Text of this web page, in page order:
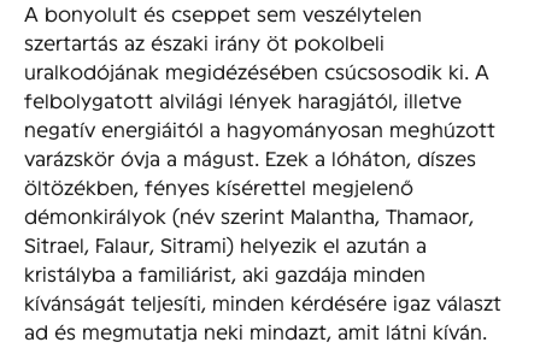
A bonyolult és cseppet sem veszélytelen
szertartás az északi irány öt pokolbeli
uralkodójának megidézésében csúcsosodik ki. A
felbolygatott alvilági lények haragjától, illetve
negatív energiáitól a hagyományosan meghúzott
varázskör óvja a mágust. Ezek a lóháton, díszes
öltözékben, fényes kísérettel megjelenő
démonkirályok (név szerint Malantha, Thamaor,
Sitrael, Falaur, Sitrami) helyezik el azután a
kristályba a familiárist, aki gazdája minden
kívánságát teljesíti, minden kérdésére igaz választ
ad és megmutatja neki mindazt, amit látni kíván.